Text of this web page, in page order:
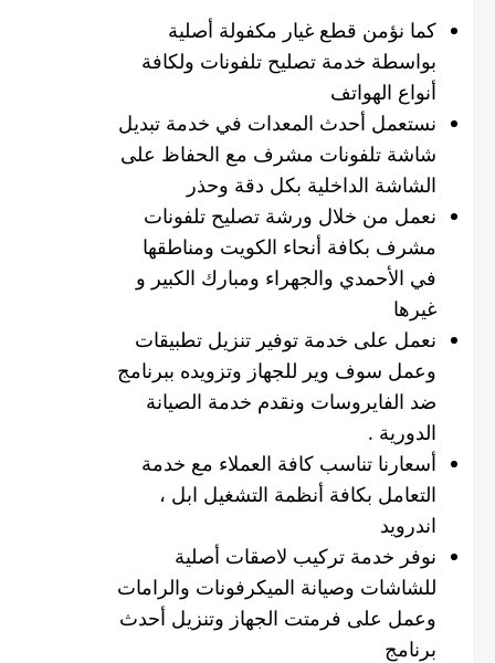
كما نؤمن قطع غيار مكفولة أصلية
بواسطة خدمة تصليح تلفونات ولكافة
أنواع الهواتف
نستعمل أحدث المعدات في خدمة تبديل
شاشة تلفونات مشرف مع الحفاظ على
الشاشة الداخلية بكل دقة وحذر
نعمل من خلال ورشة تصليح تلفونات
مشرف بكافة أنحاء الكويت ومناطقها
في الأحمدي والجهراء ومبارك الكبير و
غيرها
نعمل على خدمة توفير تنزيل تطبيقات
وعمل سوف وير للجهاز وتزويده ببرنامج
ضد الفايروسات ونقدم خدمة الصيانة
الدورية .
أسعارنا تناسب كافة العملاء مع خدمة
التعامل بكافة أنظمة التشغيل ابل ،
اندرويد
نوفر خدمة تركيب لاصقات أصلية
للشاشات وصيانة الميكرفونات والرامات
وعمل على فرمتت الجهاز وتنزيل أحدث
برنامج